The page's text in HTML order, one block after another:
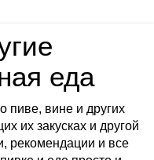
еда
пиве, вине и других
их закусках и другой
рекомендации и все